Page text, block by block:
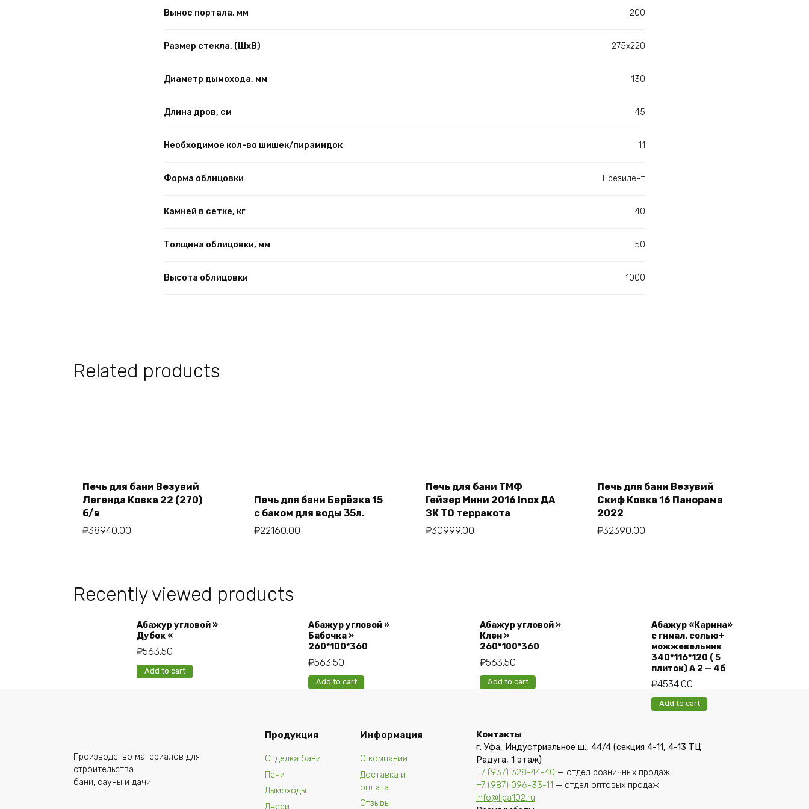
Вынос портала, мм 200
Размер стекла, (ШхВ) 275х220
Диаметр дымохода, мм 130
Длина дров, см 45
Необходимое кол-во шишек/пирамидок 11
Форма облицовки Президент
Камней в сетке, кг 40
Толщина облицовки, мм 50
Высота облицовки 1000
Related products
Add to cart
Печь для бани Везувий
Легенда Ковка 22 (270)
б/в
₽38940.00
Add to cart
Печь для бани Берёзка 15
с баком для воды 35л.
₽22160.00
Add to cart
Печь для бани ТМФ
Гейзер Мини 2016 Inox ДА
ЗК ТО терракота
₽30999.00
Add to cart
Печь для бани Везувий
Скиф Ковка 16 Панорама
2022
₽32390.00
Recently viewed products
Абажур угловой »
Дубок «
₽563.50
Add to cart
Абажур угловой »
Бабочка »
260*100*360
₽563.50
Add to cart
Абажур угловой »
Клен »
260*100*360
₽563.50
Add to cart
Абажур «Карина»
с гимал. солью+
можжевельник
340*116*120 ( 5
плиток) А 2 — 4б
₽4534.00
Add to cart
Производство материалов для
строительства
бани, сауны и дачи
Продукция
Отделка бани
Печи
Дымоходы
Информация
О компании
Доставка и
оплата
Отзывы
Контакты
г. Уфа, Индустриальное ш., 44/4 (секция 4-11, 4-13 ТЦ
Радуга, 1 этаж)
+7 (937) 328-44-40 — отдел розничных продаж
+7 (987) 096-33-11 — отдел оптовых продаж
info@lipa102.ru